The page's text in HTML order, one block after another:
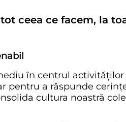
ceea ce facem, la
în centrul activităților
pentru a răspunde
cultura noastră